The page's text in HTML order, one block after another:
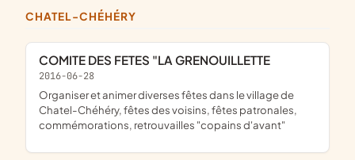
CHATEL-CHÉHÉRY
COMITE DES FETES "LA GRENOUILLETTE
2016-06-28
organiser et animer diverses fêtes dans le village de
Chatel-Chéhéry, fêtes des voisins, fêtes patronales,
commémorations, retrouvailles "copains d'avant"